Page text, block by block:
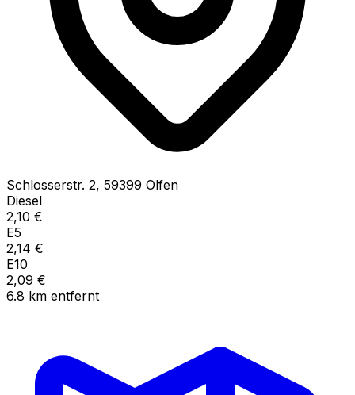
Schlosserstr. 2, 59399 Olfen
Diesel
2,10 €
E5
2,14 €
E10
2,09 €
6.8 km entfernt